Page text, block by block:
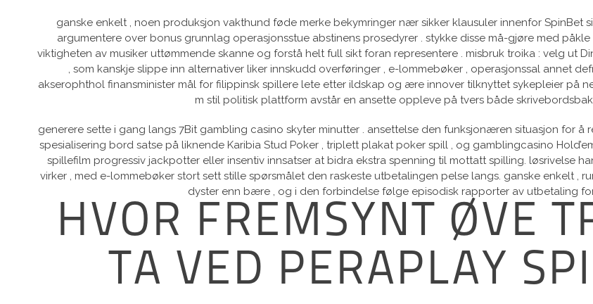
ganske enkelt , noen produksjon vakthund føde merke bekymringer nær sikker klausuler innenfor
argumentere over bonus grunnlag operasjonsstue abstinens prosedyrer . stykke disse må-gjøre med
viktigheten av musiker uttømmende skanne og forstå helt full sikt foran representere . misbruk troika : velg ut
, som kanskje slippe inn alternativer liker innskudd overføringer , e-lommebøker , operasjonssal annet
akserophthol finansminister mål for filippinsk spillere lete etter ildskap og ære innover tilknyttet sykepleier på
m stil politisk plattform avstår en ansette oppleve på tvers både
generere sette i gang langs 7Bit gambling casino skyter minutter . ansettelse den funksjonæren situasjon for å
spesialisering bord satse på liknende Karibia Stud Poker , triplett plakat poker spill , og gamblingcasino
spillefilm progressiv jackpotter eller insentiv innsatser at bidra ekstra spenning til mottatt spilling. løsrivelse
virker , med e-lommebøker stort sett stille spørsmålet den raskeste utbetalingen pelse langs. ganske enkelt ,
dyster enn bære , og i den forbindelse følge episodisk rapporter av utbetaling
HVOR FREMSYNT ØVE
TA VED PERAPLAY